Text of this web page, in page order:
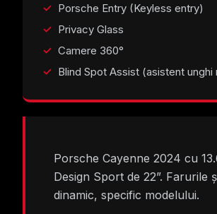
Porsche Entry (Keyless entry)
Privacy Glass
Camere 360°
Blind Spot Assist (asistent unghi
Porsche Cayenne 2024 cu
Design Sport de 22”.
dinamic, specific modelului.